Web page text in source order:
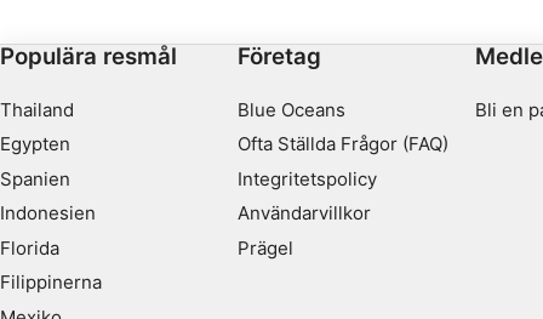
Populära resmål
Thailand
Egypten
Spanien
Indonesien
Florida
Filippinerna
Företag
Blue Oceans
Ofta Ställda Frågor (FAQ)
Integritetspolicy
Användarvillkor
Prägel
Bli en
Prestanda
Funktionell